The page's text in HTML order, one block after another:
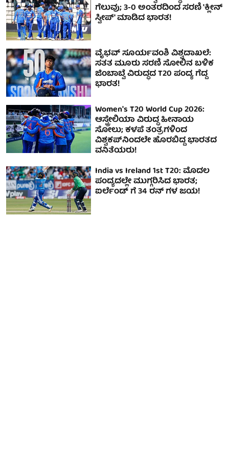
ಗೆಲುವು; 3-0 ಅಂತರದಿಂದ ಸರಣಿ 'ಕ್ಲೀನ್
ಸ್ವೀಪ್' ಮಾಡಿದ ಭಾರತ!
ವೈಭವ್ ಸೂರ್ಯವಂಶಿ ವಿಶ್ವದಾಖಲೆ:
ಸತತ ಮೂರು ಸರಣಿ ಸೋಲಿನ ಬಳಿಕ
ಜಿಂಬಾಬ್ವೆ ವಿರುದ್ಧದ T20 ಪಂದ್ಯ ಗೆದ್ದ
ಭಾರತ!
Women's T20 World Cup 2026:
ಆಸ್ಟ್ರೇಲಿಯಾ ವಿರುದ್ಧ ಹೀನಾಯ
ಸೋಲು; ಕಳಪೆ ತಂತ್ರಗಳಿಂದ
ವಿಶ್ವಕಪ್‌ನಿಂದಲೇ ಹೊರಬಿದ್ದ ಭಾರತದ
ವನಿತೆಯರು!
India vs Ireland 1st T20: ಮೊದಲ
ಪಂದ್ಯದಲ್ಲೇ ಮುಗ್ಗರಿಸಿದ ಭಾರತ;
ಐರ್ಲೆಂಡ್ ಗೆ 34 ರನ್ ಗಳ ಜಯ!